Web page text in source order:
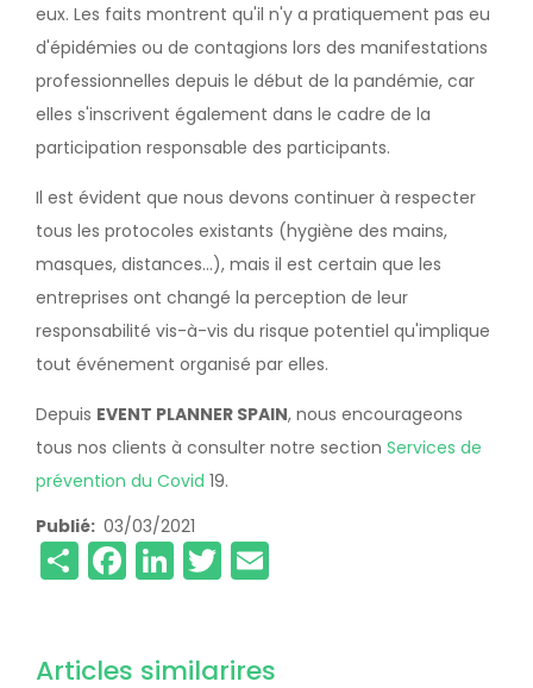
eux. Les faits montrent qu'il n'y a pratiquement pas eu
d'épidémies ou de contagions lors des manifestations
professionnelles depuis le début de la pandémie, car
elles s'inscrivent également dans le cadre de la
participation responsable des participants.
Il est évident que nous devons continuer à respecter
tous les protocoles existants (hygiène des mains,
masques, distances...), mais il est certain que les
entreprises ont changé la perception de leur
responsabilité vis-à-vis du risque potentiel qu'implique
tout événement organisé par elles.
Depuis EVENT PLANNER SPAIN, nous encourageons
tous nos clients à consulter notre section Services de
prévention du Covid 19.
Publié 03/03/2021
ShareFacebook
LinkedIn
Twitter
Articles similarires